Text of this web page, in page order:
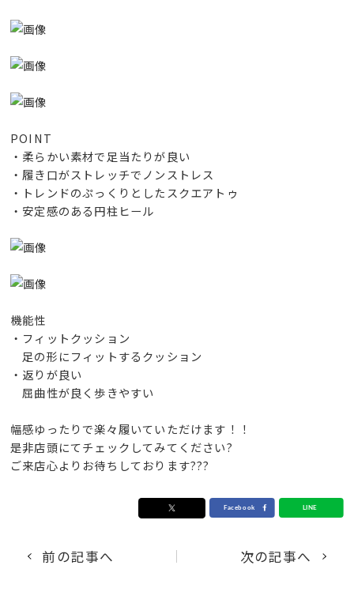
POINT
・柔らかい素材で足当たりが良い
・履き口がストレッチでノンストレス
・トレンドのぷっくりとしたスクエアトゥ
・安定感のある円柱ヒール
機能性
・フィットクッション
足の形にフィットするクッション
・返りが良い
屈曲性が良く歩きやすい
幅感ゆったりで楽々履いていただけます！！
是非店頭にてチェックしてみてください?
ご来店心よりお待ちしております???
前の記事へ 次の記事へ